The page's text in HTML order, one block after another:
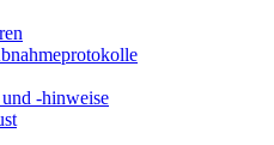
-hinweise